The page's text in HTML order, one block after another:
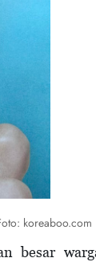
koreaboo.com
besar